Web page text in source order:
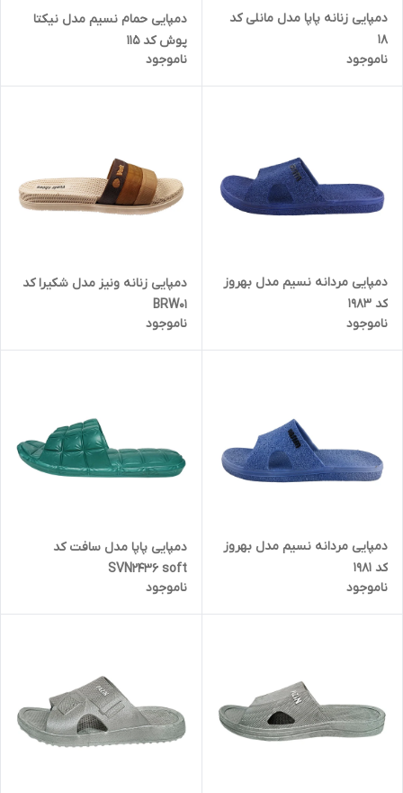
دمپایی زنانه پاپا مدل مانلی کد
18
ناموجود
دمپایی حمام نسیم مدل نیکتا
پوش کد 115
ناموجود
دمپایی مردانه نسیم مدل بهروز
کد 1983
ناموجود
دمپایی زنانه ونیز مدل شکیرا کد
BRW01
ناموجود
دمپایی مردانه نسیم مدل بهروز
کد 1981
ناموجود
دمپایی پاپا مدل سافت کد
SVN2436 soft
ناموجود